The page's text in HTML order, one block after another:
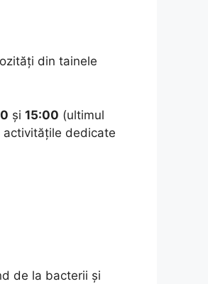
din tainele
și 15:00 (ultimul
activitățile dedicate
de la bacterii și